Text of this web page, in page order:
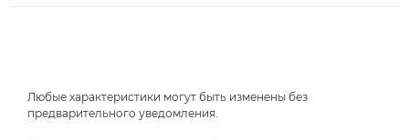
Любые характеристики могут быть изменены без
предварительного уведомления.